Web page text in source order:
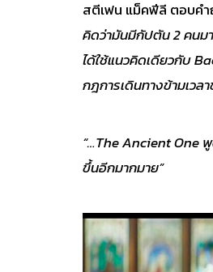
สตีเฟน แม็คฟีลี ตอบคำ
คิดว่ามันมีกัปตัน 2 คนม
ได้ใช้แนวคิดเดียวกับ
กฎการเดินทางข้ามเวล
“…The Ancient One
ขึ้นอีกมากมาย”